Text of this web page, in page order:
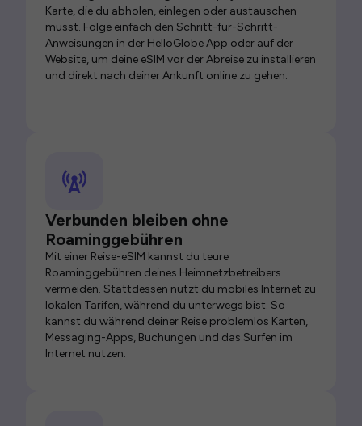
Karte, die du abholen, einlegen oder austauschen
musst. Folge einfach den Schritt-für-Schritt-
Anweisungen in der HelloGlobe App oder auf der
Website, um deine eSIM vor der Abreise zu installieren
und direkt nach deiner Ankunft online zu gehen.
Verbunden bleiben ohne
Roaminggebühren
Mit einer Reise-eSIM kannst du teure
Roaminggebühren deines Heimnetzbetreibers
vermeiden. Stattdessen nutzt du mobiles Internet zu
lokalen Tarifen, während du unterwegs bist. So
kannst du während deiner Reise problemlos Karten,
Messaging-Apps, Buchungen und das Surfen im
Internet nutzen.